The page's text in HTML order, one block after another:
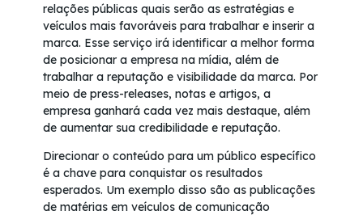
relações públicas quais serão as estratégias e
veículos mais favoráveis para trabalhar e inserir a
marca. Esse serviço irá identificar a melhor forma
de posicionar a empresa na mídia, além de
trabalhar a reputação e visibilidade da marca. Por
meio de press-releases, notas e artigos, a
empresa ganhará cada vez mais destaque, além
de aumentar sua credibilidade e reputação.
Direcionar o conteúdo para um público específico
é a chave para conquistar os resultados
esperados. Um exemplo disso são as publicações
de matérias em veículos de comunicação